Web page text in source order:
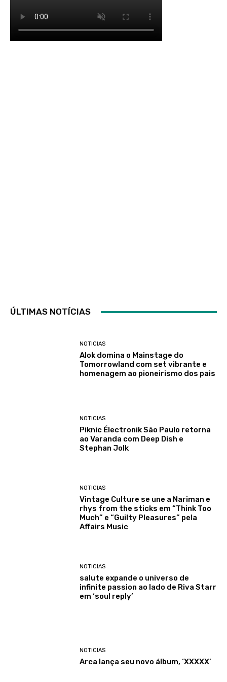
ÚLTIMAS NOTÍCIAS
NOTICIAS
Alok domina o Mainstage do
Tomorrowland com set vibrante e
homenagem ao pioneirismo dos pais
NOTICIAS
Piknic Électronik São Paulo retorna
ao Varanda com Deep Dish e
Stephan Jolk
NOTICIAS
Vintage Culture se une a Nariman e
rhys from the sticks em “Think Too
Much” e “Guilty Pleasures” pela
Affairs Music
NOTICIAS
salute expande o universo de
infinite passion ao lado de Riva Starr
em ‘soul reply’
NOTICIAS
Arca lança seu novo álbum, ‘XXXXX’